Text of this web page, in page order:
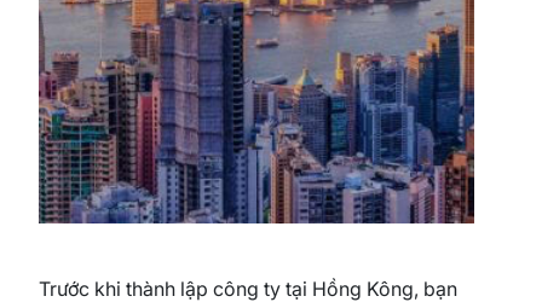
Trước khi thành lập công ty tại Hồng Kông, bạn